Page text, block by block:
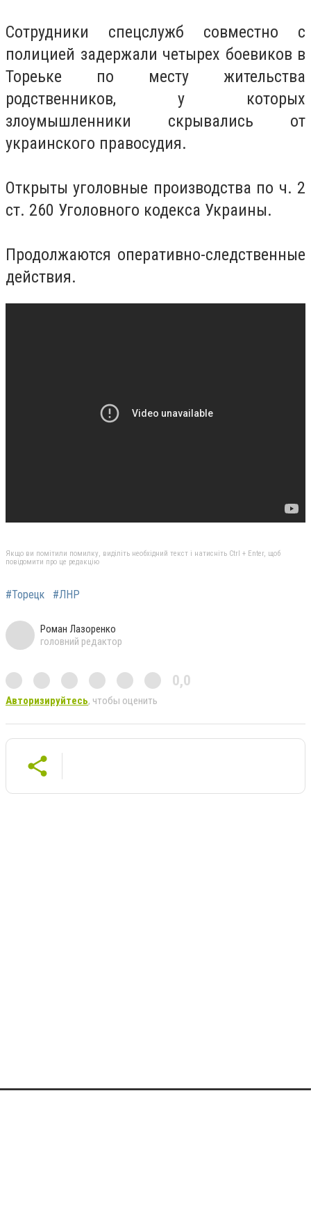
Сотрудники спецслужб совместно с
полицией задержали четырех боевиков в
Тореьке по месту жительства
родственников, у которых
злоумышленники скрывались от
украинского правосудия.
Открыты уголовные производства по ч. 2
ст. 260 Уголовного кодекса Украины.
Продолжаются оперативно-следственные
действия.
Якщо ви помітили помилку, виділіть необхідний текст і натисніть Ctrl + Enter, щоб
повідомити про це редакцію
#Торецк #ЛНР
Роман Лазоренко
головний редактор
0,0
Авторизируйтесь, чтобы оценить